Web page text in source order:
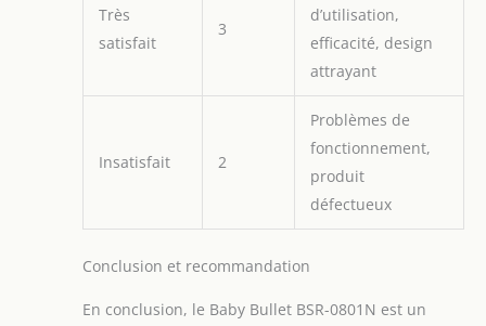
Très
satisfait
3
d’utilisation,
efficacité, design
attrayant
Insatisfait 2
Problèmes de
fonctionnement,
produit
défectueux
Conclusion et recommandation
En conclusion, le Baby Bullet BSR-0801N est un